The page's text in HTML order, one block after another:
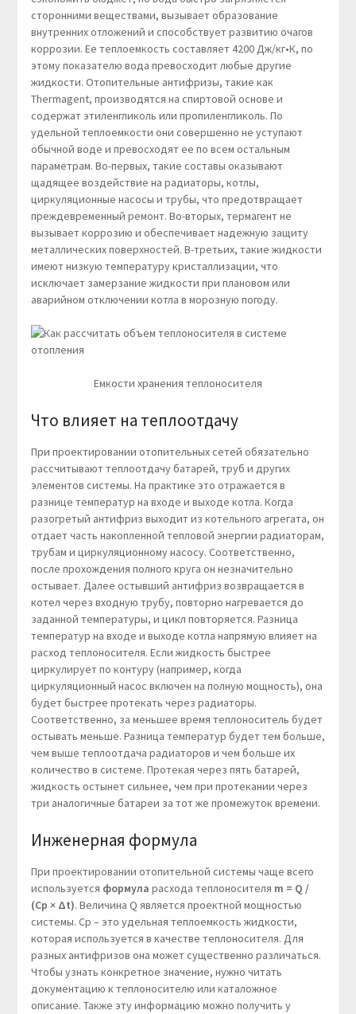
сторонними веществами, вызывает образование
внутренних отложений и способствует развитию очагов
коррозии. Ее теплоемкость составляет 4200 Дж/кг•К, по
этому показателю вода превосходит любые другие
жидкости. Отопительные антифризы, такие как
Thermagent, производятся на спиртовой основе и
содержат этиленгликоль или пропиленгликоль. По
удельной теплоемкости они совершенно не уступают
обычной воде и превосходят ее по всем остальным
параметрам. Во-первых, такие составы оказывают
щадящее воздействие на радиаторы, котлы,
циркуляционные насосы и трубы, что предотвращает
преждевременный ремонт. Во-вторых, термагент не
вызывает коррозию и обеспечивает надежную защиту
металлических поверхностей. В-третьих, такие жидкости
имеют низкую температуру кристаллизации, что
исключает замерзание жидкости при плановом или
аварийном отключении котла в морозную погоду.
Емкости хранения теплоносителя
Что влияет на теплоотдачу
При проектировании отопительных сетей обязательно
рассчитывают теплоотдачу батарей, труб и других
элементов системы. На практике это отражается в
разнице температур на входе и выходе котла. Когда
разогретый антифриз выходит из котельного агрегата, он
отдает часть накопленной тепловой энергии радиаторам,
трубам и циркуляционному насосу. Соответственно,
после прохождения полного круга он незначительно
остывает. Далее остывший антифриз возвращается в
котел через входную трубу, повторно нагревается до
заданной температуры, и цикл повторяется. Разница
температур на входе и выходе котла напрямую влияет на
расход теплоносителя. Если жидкость быстрее
циркулирует по контуру (например, когда
циркуляционный насос включен на полную мощность), она
будет быстрее протекать через радиаторы.
Соответственно, за меньшее время теплоноситель будет
остывать меньше. Разница температур будет тем больше,
чем выше теплоотдача радиаторов и чем больше их
количество в системе. Протекая через пять батарей,
жидкость остынет сильнее, чем при протекании через
три аналогичные батареи за тот же промежуток времени.
Инженерная формула
При проектировании отопительной системы чаще всего
используется формула расхода теплоносителя m = Q /
(Cp × Δt). Величина Q является проектной мощностью
системы. Cp – это удельная теплоемкость жидкости,
которая используется в качестве теплоносителя. Для
разных антифризов она может существенно различаться.
Чтобы узнать конкретное значение, нужно читать
документацию к теплоносителю или каталожное
описание. Также эту информацию можно получить у